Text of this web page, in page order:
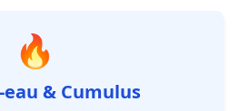
🔥
& Cumulus